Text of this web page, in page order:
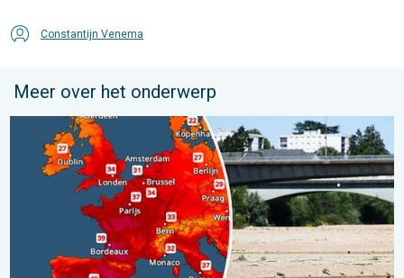
Constantijn Venema
Meer over het onderwerp
West-Europa stevent af op recordzomer. Ongewoon heet